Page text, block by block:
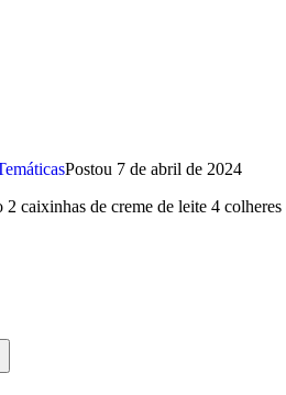
Postou 7 de abril de 2024
caixinhas de creme de leite 4